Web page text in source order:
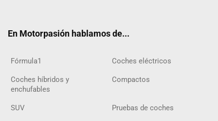
En Motorpasión hablamos de...
Fórmula1 Coches eléctricos
Coches híbridos y
enchufables
Compactos
SUV Pruebas de coches